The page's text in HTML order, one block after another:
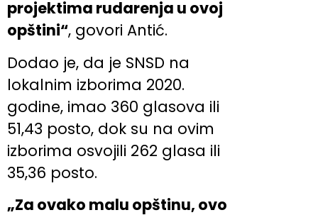
projektima rudarenja u ovoj
opštini“, govori Antić.
Dodao je, da je SNSD na
lokalnim izborima 2020.
godine, imao 360 glasova ili
51,43 posto, dok su na ovim
izborima osvojili 262 glasa ili
35,36 posto.
„Za ovako malu opštinu, ovo